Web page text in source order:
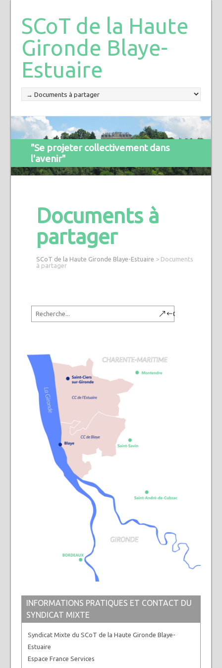
SCoT de la Haute
Gironde Blaye-
Estuaire
"Se projeter collectivement dans
l'avenir"
Documents à
partager
SCoT de la Haute Gironde Blaye-Estuaire > Documents
à partager
INFORMATIONS PRATIQUES ET CONTACT DU
SYNDICAT MIXTE
Syndicat Mixte du SCoT de la Haute Gironde Blaye-
Estuaire
Espace France Services